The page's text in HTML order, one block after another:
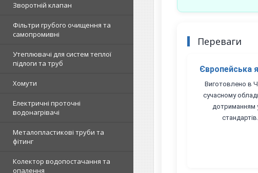
Зворотній клапан
Фільтри грубого очищення та
самопромивні
Утеплювачі для систем теплої
підлоги та труб
Хомути
Електричні проточні
водонагрівачі
Металопластикові труби та
фітинг
Колектор водопостачання та
опалення
Переваги
Європейська
Виготовлено в
сучасному
дотриманням
стандартів.